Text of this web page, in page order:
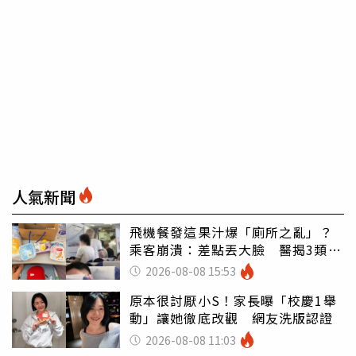
人氣新聞
飛機餐發這果汁爆「廁所之亂」？
乘客崩潰：差點丟大臉 醫揭3類人
別亂喝
2026-08-08 15:53
原本很討厭小S！家長曝「校慶1舉
動」讓她徹底改觀 網友洗版認證
2026-08-08 11:03